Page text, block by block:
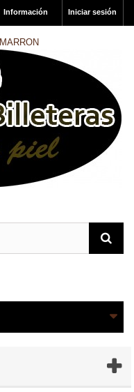
Iniciar sesión
Información